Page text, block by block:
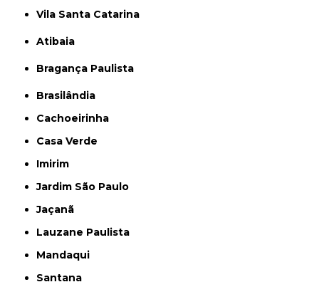
Vila Santa Catarina
Atibaia
Bragança Paulista
Brasilândia
Cachoeirinha
Casa Verde
Imirim
Jardim São Paulo
Jaçanã
Lauzane Paulista
Mandaqui
Santana